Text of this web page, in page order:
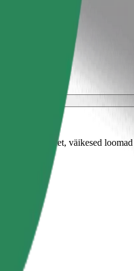
korvõret, väikesed